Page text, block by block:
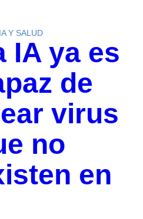
Y SALUD
IA ya es
de
virus
no
en